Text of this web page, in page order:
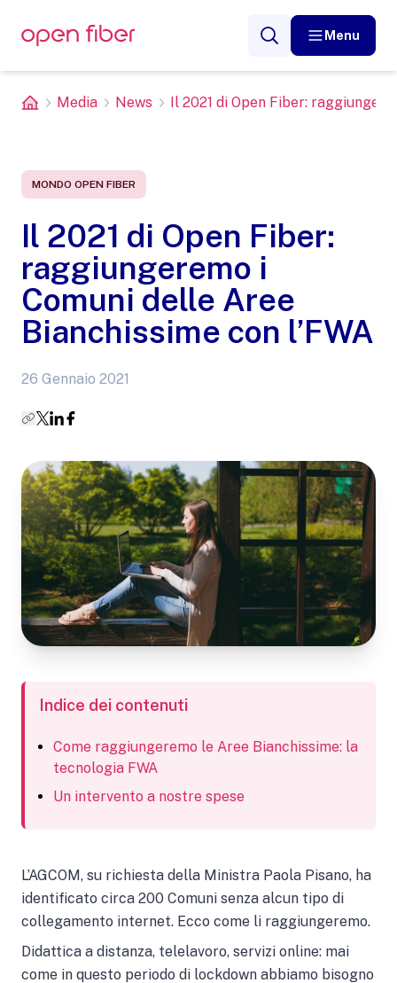
Menu
Media News Il 2021 di Open Fiber:
MONDO OPEN FIBER
Il 2021 di Open Fiber:
raggiungeremo i
Comuni delle Aree
Bianchissime con l’FWA
26 Gennaio 2021
Indice dei contenuti
Come raggiungeremo le Aree Bianchissime: la
tecnologia FWA
Un intervento a nostre spese
L’AGCOM, su richiesta della Ministra Paola Pisano, ha
identificato circa 200 Comuni senza alcun tipo di
collegamento internet. Ecco come li raggiungeremo.
Didattica a distanza, telelavoro, servizi online: mai
come in questo periodo di lockdown abbiamo bisogno